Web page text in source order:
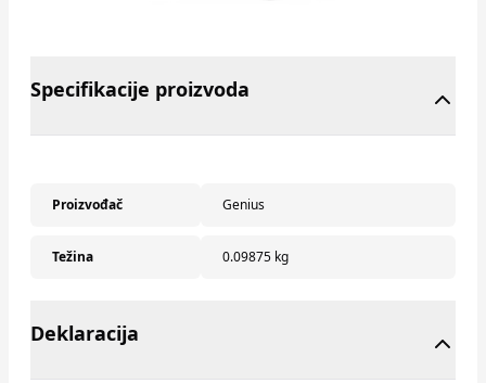
Specifikacije proizvoda
Proizvođač Genius
Težina 0.09875 kg
Deklaracija